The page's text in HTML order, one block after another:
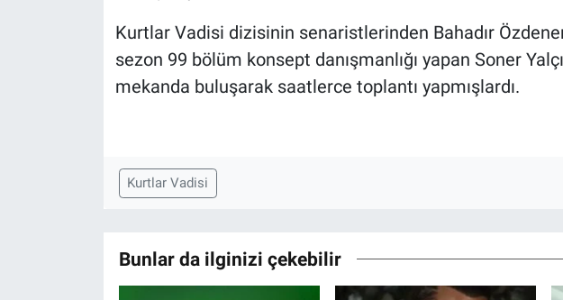
Kurtlar Vadisi dizisinin senaristlerinden Bahadır
sezon 99 bölüm konsept danışmanlığı yapan Soner
mekanda buluşarak saatlerce toplantı yapmışlardı.
Kurtlar Vadisi
Bunlar da ilginizi çekebilir